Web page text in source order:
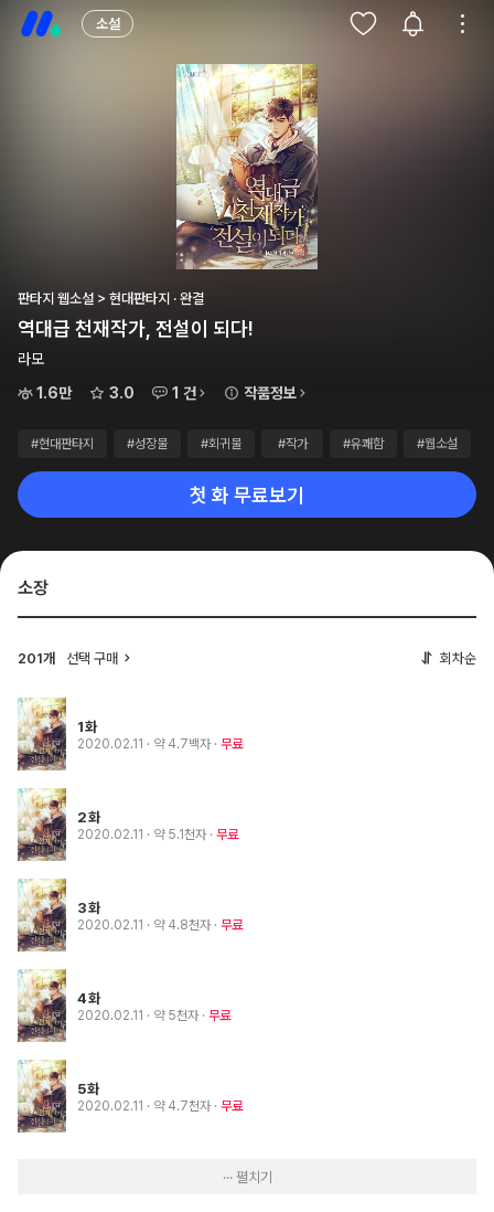
소설
판타지 웹소설 > 현대판타지 · 완결
역대급 천재작가, 전설이 되다!
라모
1.6만
3.0 1 건 작품정보
#현대판타지 #성장물 #회귀물 #작가 #유쾌함 #웹소설
첫 화 무료보기
소장
201개 선택 구매 회차순
1화
2020.02.11 · 약 4.7백자 무료
2화
2020.02.11 · 약 5.1천자 무료
3화
2020.02.11 · 약 4.8천자 무료
4화
2020.02.11 · 약 5천자 무료
5화
2020.02.11 · 약 4.7천자 무료
··· 펼치기